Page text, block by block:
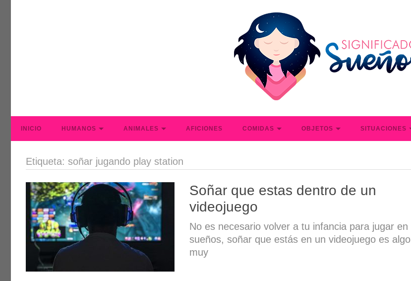
INICIO HUMANOS ANIMALES AFICIONES COMIDAS OBJETOS SITUACIONES
Etiqueta: soñar jugando play station
Soñar que estas dentro de un
videojuego
No es necesario volver a tu infancia para jugar en
sueños, soñar que estás en un videojuego es algo
muy